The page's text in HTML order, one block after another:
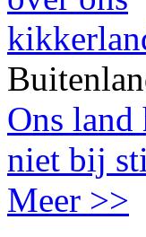
Ons land
niet bij
Meer >>